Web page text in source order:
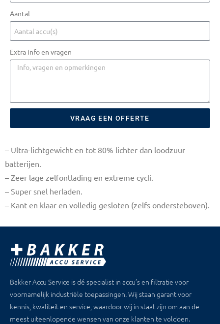
Aantal
Extra info en vragen
VRAAG EEN OFFERTE
– Ultra-lichtgewicht en tot 80% lichter dan loodzuur
batterijen.
– Zeer lage zelfontlading en extreme cycli.
– Super snel herladen.
– Kant en klaar en volledig gesloten (zelfs ondersteboven).
Bakker Accu Service is dé specialist in accu’s en filtratie voor
voornamelijk industriële toepassingen. Wij staan garant voor
kennis, kwaliteit en service, waardoor wij in staat zijn om aan de
meest uiteenlopende wensen van onze klanten te voldoen.